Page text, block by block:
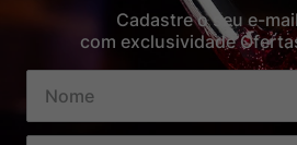
Cadastre o seu e-
com exclusividade